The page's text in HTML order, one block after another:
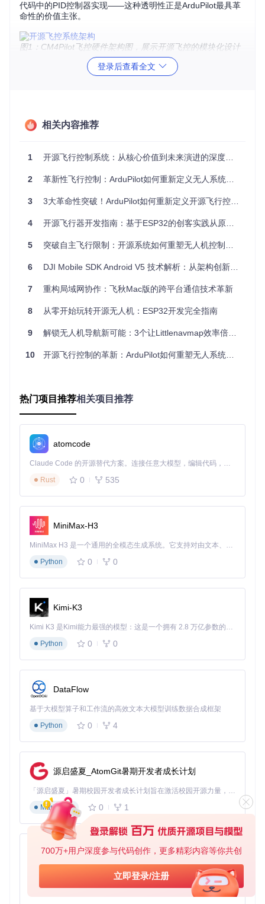
700万+用户深度参与代码创作，更多精彩内容等你共创
立即登录/注册
代码中的PID控制器实现——这种透明性正是ArduPilot最具革
命性的价值主张。
图1：CM4Pilot飞控硬件架构图，展示开源飞控的模块化设计
理念，核心关键词：开源飞控、硬件适配、模块化架构
这种开源模式催生了独特的技术民主化现象：全球超过5000名
这种生态活力是任何商业团队难以企及的。
Pi等十余种硬件平台上？ArduPilot的AP_HAL抽象层给出了答
等底层操作封装为统一接口，使得核心算法与硬件实现彻底解
耦。当某款新飞控板发布时，开发者只需编写少量硬件适配代
码，即可复用整个ArduPilot软件生态——这种灵活性正是"软
件定义飞行"的基石。
2. 自适应传感器融合：从噪声数据到精准定位
如何让廉价的IMU传感器达到工业级导航精度？ArduPilot的EK
磁力计等多源数据，该算法能在城市峡谷等复杂环境中保持亚
机穿越强电磁干扰区域时，系统会自动调整传感器权重，这种
实践给出了答案：通过定义200+种消息类型，从姿态数据到任
务指令实现全要素覆盖。更关键的是其扩展性设计——开发者
可自定义消息类型，这使得农业无人机能轻松集成专用传感
器，而不必修改核心协议栈。这种开放设计催生了超过300种
兼容GCS地面站软件，形成繁荣的应用生态。
三、场景革新：从实验室到产业一线的价值跃迁
农业植保：从"经验作业"到"数据驱动"
解决方案
地仿形喷洒；智能电池管理系统将续航提升40%；开源社区开
0%。
图2：多旋翼无人机系统示意图，展示开源飞控在农业植保中
测绘与搜救：开源方案的极限突破
绘团队望而却步；传统系统在复杂地形下的航点规划能力不
足。
70%；社区开发的TerrainFollow模式，可根据DSM地形数据自
动调整飞行高度；开源的Mission Planner软件支持复杂测绘航
线生成。
量化成果 ：某高校团队使用改装后的开源测绘无人机，完成10
0平方公里山区地形测绘，数据精度达5cm，设备总成本仅为
专业方案的1/5。
图3：固定翼无人机系统示意图，展示开源飞控在测绘领域的
应用，核心关键词：开源飞控、固定翼、测绘应用
四、实践指南：从零开始的开源飞控探索之旅
1. 环境搭建：15分钟启动开发
登录后查看全文
相关内容推荐
1 开源飞行控制系统：从核心价值到未来演进的深度探索
2 革新性飞行控制：ArduPilot如何重新定义无人系统自主性
3 3大革命性突破！ArduPilot如何重新定义开源飞行控制的未来趋势
4 开源飞行器开发指南：基于ESP32的创客实践从原理到应用
5 突破自主飞行限制：开源系统如何重塑无人机控制技术
6 DJI Mobile SDK Android V5 技术解析：从架构创新到行业实践
7 重构局域网协作：飞秋Mac版的跨平台通信技术革新
8 从零开始玩转开源无人机：ESP32开发完全指南
9 解锁无人机导航新可能：3个让Littlenavmap效率倍增的秘诀
10 开源飞行控制的革新：ArduPilot如何重塑无人系统的技术边界
热门项目推荐相关项目推荐
atomcode
Claude Code 的开源替代方案。连接任意大模型，编辑代码，运行命令，自动验证 — 全自动执行。用 Rust 构建，极致性能。 ｜ An open-source alternative to Claude Code. Connect any LLM, edit code, run commands, and verify changes — autonomously. Built in Rust for speed. Get Started
Rust
0 535
MiniMax-H3
MiniMax H3 是一个通用的全模态生成系统。它支持对由文本、图像、视频和音频组成的多模态上下文进行统一理解，并能生成分辨率高达 2K、时长可达 15 秒的带原生立体声音频的视频。得益于面向任务泛化的系统设计，H3 在预训练阶段就已具备广泛的多模态上下文理解与生成能力，能够出色地执行复杂的多模态指令。
Python
0 0
Kimi-K3
Kimi K3 是Kimi能力最强的模型：这是一个拥有 2.8 万亿参数的混合专家（MoE）模型，具备原生视觉理解能力，并支持 100 万 token 的上下文窗口。
Python
0 0
DataFlow
基于大模型算子和工作流的高效文本大模型训练数据合成框架
Python
0 4
源启盛夏_AtomGit暑期开发者成长计划
「源启盛夏」暑期校园开发者成长计划旨在激活校园开源力量，通过积分激励、认证扶持、资源倾斜等形式，引导高校组织和开发者完成「入驻 — 建项目 — 做贡献 — 获认证 — 得资源」的完整闭环。无论你是想带领社团入驻平台的组织者，还是希望用代码贡献证明自己的开发者，都能在这里找到属于你的成长路径。
Markdown
0 1
py-xiaozhi
基于Python的Xiaozhi AI，适用于想要完整Xiaozhi体验而无需拥有专用硬件的用户。
Python
0 1